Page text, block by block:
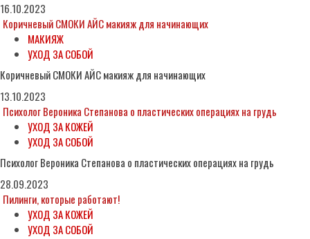
16.10.2023
Коричневый СМОКИ АЙС макияж для начинающих
МАКИЯЖ
УХОД ЗА СОБОЙ
Коричневый СМОКИ АЙС макияж для начинающих
13.10.2023
Психолог Вероника Степанова о пластических операциях на грудь
УХОД ЗА КОЖЕЙ
УХОД ЗА СОБОЙ
Психолог Вероника Степанова о пластических операциях на грудь
28.09.2023
Пилинги, которые работают!
УХОД ЗА КОЖЕЙ
УХОД ЗА СОБОЙ